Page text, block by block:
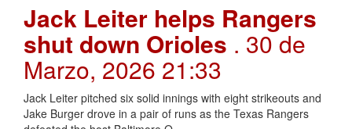
Jack Leiter helps Rangers
shut down Orioles . 30 de
Marzo, 2026 21:33
Jack Leiter pitched six solid innings with eight strikeouts and
Jake Burger drove in a pair of runs as the Texas Rangers